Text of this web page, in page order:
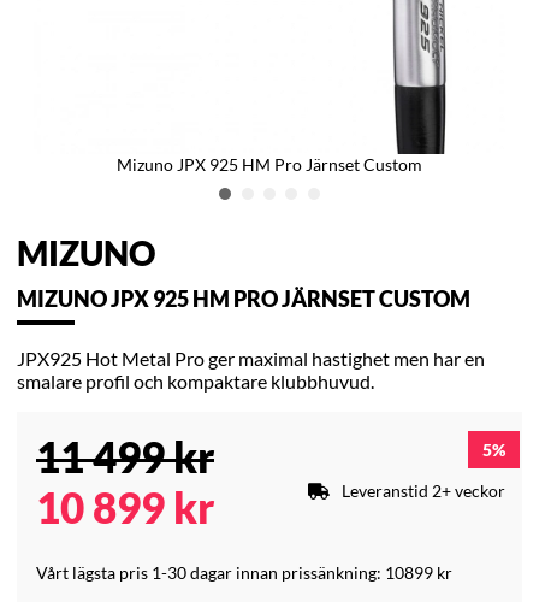
Mizuno JPX 925 HM Pro Järnset Custom
MIZUNO
MIZUNO JPX 925 HM PRO JÄRNSET CUSTOM
JPX925 Hot Metal Pro ger maximal hastighet men har en
smalare profil och kompaktare klubbhuvud.
11 499kr
10 899 kr
Vårt lägsta pris 1-30 dagar innan prissänkning: 10899 kr
5
Leveranstid 2+ veckor